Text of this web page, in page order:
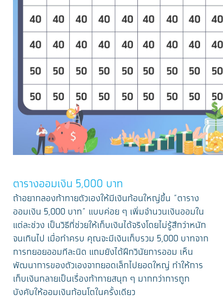
ตารางออมเงิน 5,000 บาท
ถ้าอยากลองท้าทายตัวเองให้มีเงินก้อนใหญ่ขึ้น “ตาราง
ออมเงิน 5,000 บาท” แบบค่อย ๆ เพิ่มจำนวนเงินออมใน
แต่ละช่วง เป็นวิธีที่ช่วยให้เก็บเงินได้จริงโดยไม่รู้สึกว่าหนัก
จนเกินไป เมื่อทำครบ คุณจะมีเงินเก็บรวม 5,000 บาทจาก
การทยอยออมทีละนิด แถมยังได้ฝึกวินัยการออม เห็น
พัฒนาการของตัวเองจากยอดเล็กไปยอดใหญ่ ทำให้การ
เก็บเงินกลายเป็นเรื่องท้าทายสนุก ๆ มากกว่าการถูก
บังคับให้ออมเงินก้อนโตในครั้งเดียว